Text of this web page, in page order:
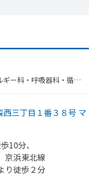
ー科・​呼吸器科・​循環
三丁目１番３８号 マ
10分、
京浜東北線
り徒歩２分